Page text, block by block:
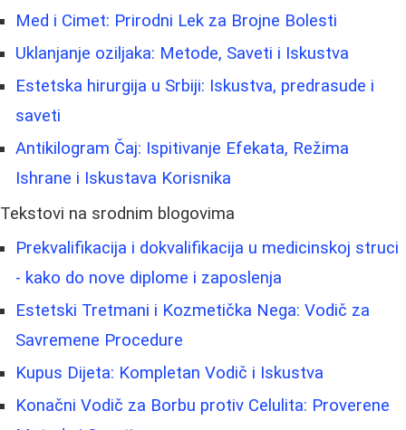
Med i Cimet: Prirodni Lek za Brojne Bolesti
Uklanjanje oziljaka: Metode, Saveti i Iskustva
Estetska hirurgija u Srbiji: Iskustva, predrasude i
saveti
Antikilogram Čaj: Ispitivanje Efekata, Režima
Ishrane i Iskustava Korisnika
Tekstovi na srodnim blogovima
Prekvalifikacija i dokvalifikacija u medicinskoj struci
- kako do nove diplome i zaposlenja
Estetski Tretmani i Kozmetička Nega: Vodič za
Savremene Procedure
Kupus Dijeta: Kompletan Vodič i Iskustva
Konačni Vodič za Borbu protiv Celulita: Proverene